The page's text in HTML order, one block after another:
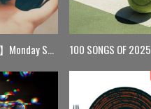
【月曜更新】Monday Spin 100 SONGS OF 2025